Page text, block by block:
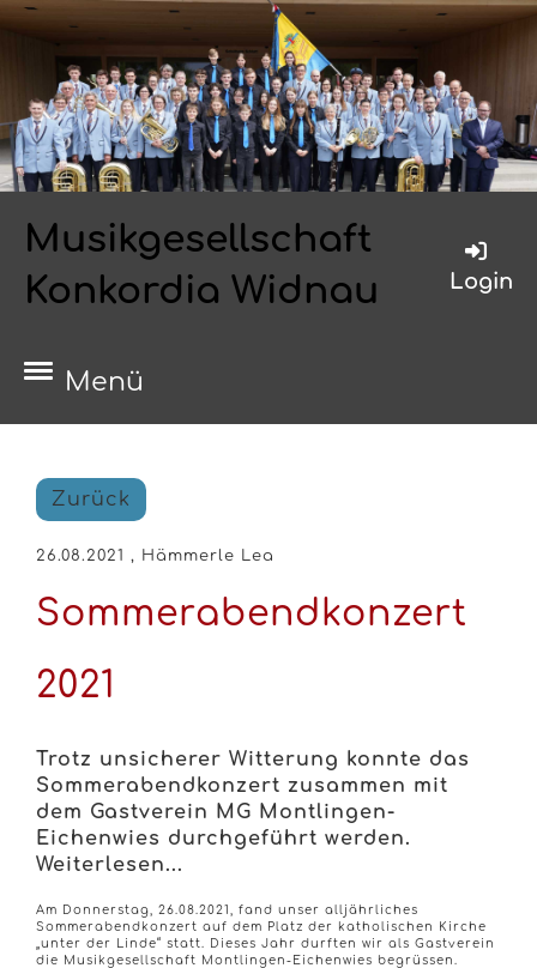
Musikgesellschaft
Konkordia Widnau
Login
Menü
Zurück
26.08.2021 , Hämmerle Lea
Sommerabendkonzert
2021
Trotz unsicherer Witterung konnte das
Sommerabendkonzert zusammen mit
dem Gastverein MG Montlingen-
Eichenwies durchgeführt werden.
Weiterlesen...
Am Donnerstag, 26.08.2021, fand unser alljährliches
Sommerabendkonzert auf dem Platz der katholischen Kirche
„unter der Linde“ statt. Dieses Jahr durften wir als Gastverein
die Musikgesellschaft Montlingen-Eichenwies begrüssen.